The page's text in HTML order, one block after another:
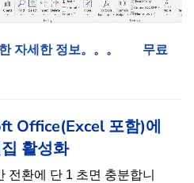
자세한 정보。。。
무료
Office(Excel 포함)에
활성화
전환에 단 1 초면 충분합니